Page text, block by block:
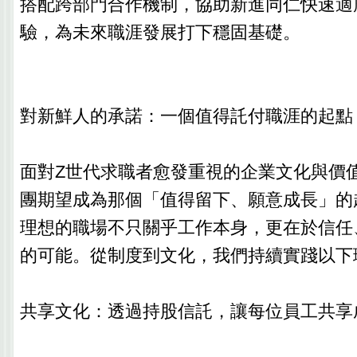
搭配跨部門合作機制，協助新進同仁快速
驗，為未來職涯發展打下穩固基礎。
對新鮮人的承諾：一個值得託付職涯的起點
面對Z世代求職者愈發重視的企業文化與價
團期望成為那個「值得留下、願意成長」
理想的職場不只關乎工作本身，更在於信
的可能。從制度到文化，我們持續實踐以
共享文化：透過持股信託，讓每位員工共